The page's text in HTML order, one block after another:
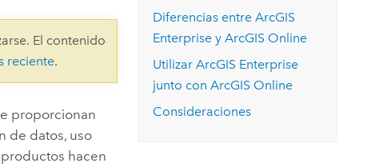
El contenido
reciente.
proporcionan
de datos, uso
hacen
Diferencias entreArcGIS
Enterprise yArcGIS Online
UtilizarArcGIS Enterprise
junto conArcGIS Online
Consideraciones